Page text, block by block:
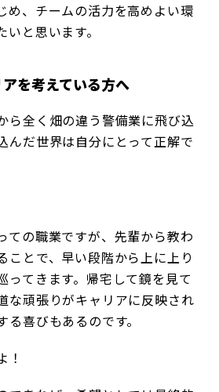
め、チームの活力を高めよい環
と思います。
を考えている方へ
ら全く畑の違う警備業に飛び込
んだ世界は自分にとって正解で
ての職業ですが、先輩から教わ
ことで、早い段階から上に上り
ってきます。帰宅して鏡を見て
な頑張りがキャリアに反映され
喜びもあるのです。
！